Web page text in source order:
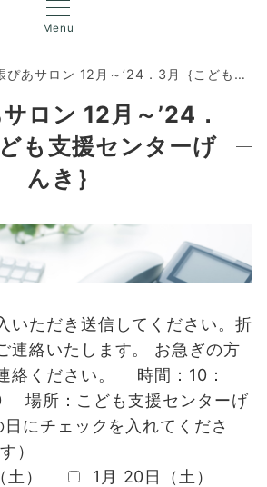
Menu
あサロン 12月～’24．3月｛こども支援センターげんき｝
ロン 12月～’24．
も支援センターげ
んき｝
いただき送信してください。折
連絡いたします。 お急ぎの方
絡ください。 時間：10：
所：こども支援センターげ
にチェックを入れてくださ
です）
）
1月 20日（土）